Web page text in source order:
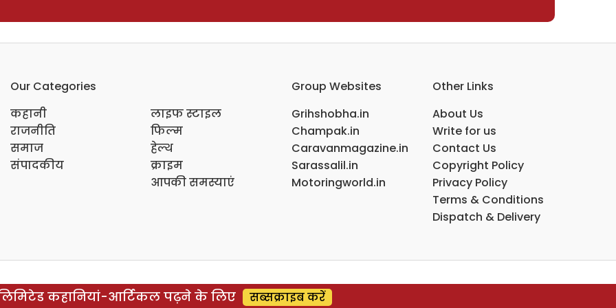
Our Categories
कहानी
राजनीति
समाज
संपादकीय
लाइफ स्टाइल
फिल्म
हेल्थ
क्राइम
आपकी समस्याएं
Group Websites
Grihshobha.in
Champak.in
Caravanmagazine.in
Sarassalil.in
Motoringworld.in
Other Links
About Us
Write for us
Contact Us
Copyright Policy
Privacy Policy
Terms & Conditions
Dispatch & Delivery
कहानियां-आर्टिकल पढ़ने के लिए सब्सक्राइब करें